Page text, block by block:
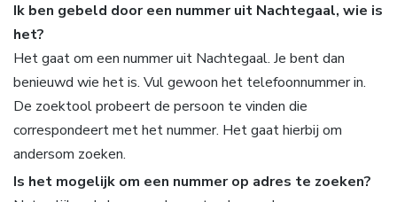
Ik ben gebeld door een nummer uit Nachtegaal, wie is
het?
Het gaat om een nummer uit Nachtegaal. Je bent dan
benieuwd wie het is. Vul gewoon het telefoonnummer in.
De zoektool probeert de persoon te vinden die
correspondeert met het nummer. Het gaat hierbij om
andersom zoeken.
Is het mogelijk om een nummer op adres te zoeken?